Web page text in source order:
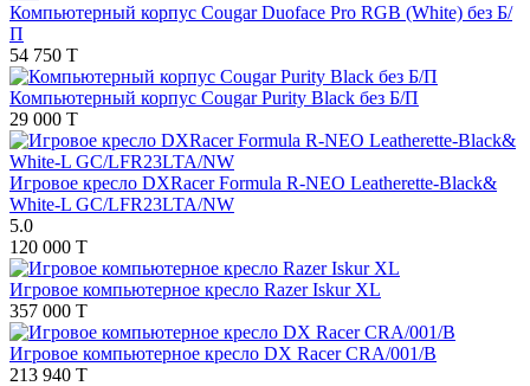
Компьютерный корпус Cougar Duoface Pro RGB (White) без Б/
П
54 750 T
Компьютерный корпус Cougar Purity Black без Б/П
29 000 T
Игровое кресло DXRacer Formula R-NEO Leatherette-Black&
White-L GC/LFR23LTA/NW
5.0
120 000 T
Игровое компьютерное кресло Razer Iskur XL
357 000 T
Игровое компьютерное кресло DX Racer CRA/001/B
213 940 T